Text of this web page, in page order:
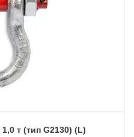
т (тип G2130) (L)